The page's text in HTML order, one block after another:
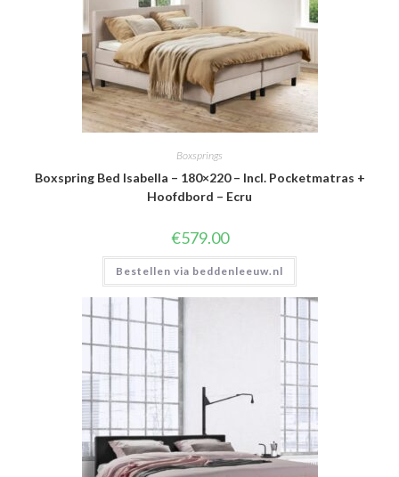
Boxsprings
Boxspring Bed Isabella – 180×220 – Incl. Pocketmatras +
Hoofdbord – Ecru
€579.00
Bestellen via beddenleeuw.nl